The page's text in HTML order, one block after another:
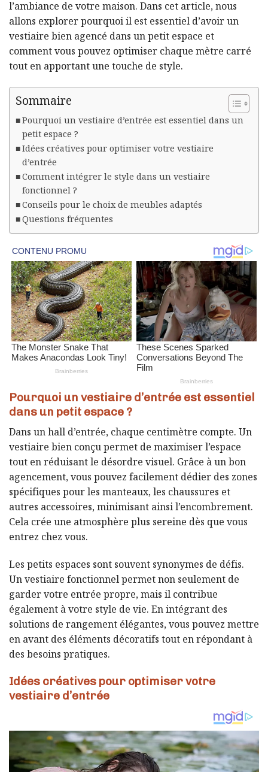
l’ambiance de votre maison. Dans cet article, nous
allons explorer pourquoi il est essentiel d’avoir un
vestiaire bien agencé dans un petit espace et
comment vous pouvez optimiser chaque mètre carré
tout en apportant une touche de style.
Sommaire
Pourquoi un vestiaire d’entrée est essentiel dans un
petit espace ?
Idées créatives pour optimiser votre vestiaire
d’entrée
Comment intégrer le style dans un vestiaire
fonctionnel ?
Conseils pour le choix de meubles adaptés
Questions fréquentes
Pourquoi un vestiaire d’entrée est essentiel
dans un petit espace ?
Dans un hall d’entrée, chaque centimètre compte. Un
vestiaire bien conçu permet de maximiser l’espace
tout en réduisant le désordre visuel. Grâce à un bon
agencement, vous pouvez facilement dédier des zones
spécifiques pour les manteaux, les chaussures et
autres accessoires, minimisant ainsi l’encombrement.
Cela crée une atmosphère plus sereine dès que vous
entrez chez vous.
Les petits espaces sont souvent synonymes de défis.
Un vestiaire fonctionnel permet non seulement de
garder votre entrée propre, mais il contribue
également à votre style de vie. En intégrant des
solutions de rangement élégantes, vous pouvez mettre
en avant des éléments décoratifs tout en répondant à
des besoins pratiques.
Idées créatives pour optimiser votre
vestiaire d’entrée